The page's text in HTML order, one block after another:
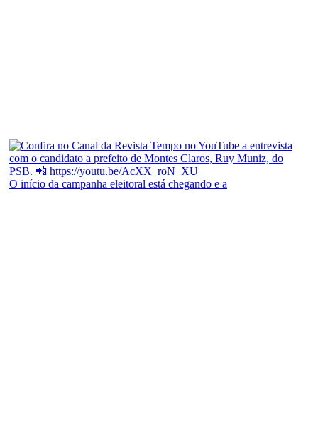
O início da campanha eleitoral está chegando e a